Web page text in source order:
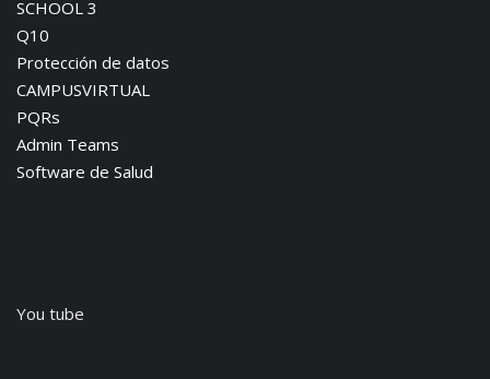
SCHOOL 3
Q10
Protección de datos
CAMPUSVIRTUAL
PQRs
Admin Teams
Software de Salud
You tube